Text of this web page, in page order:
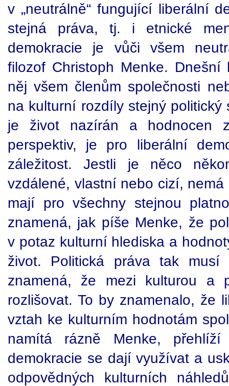
v „neutrálně“ fungující liberální
stejná práva, tj. i etnické
demokracie je vůči všem
filozof Christoph Menke. Dnešní
něj všem členům společnosti
na kulturní rozdíly stejný politický
je život nazírán a hodnocen
perspektiv, je pro liberální
záležitost. Jestli je něco
vzdálené, vlastní nebo cizí,
mají pro všechny stejnou
znamená, jak píše Menke, že
v potaz kulturní hlediska a
život. Politická práva tak
znamená, že mezi kulturou a
rozlišovat. To by znamenalo, že
vztah ke kulturním hodnotám
namítá rázně Menke,
demokracie se dají využívat a
odpovědných kulturních